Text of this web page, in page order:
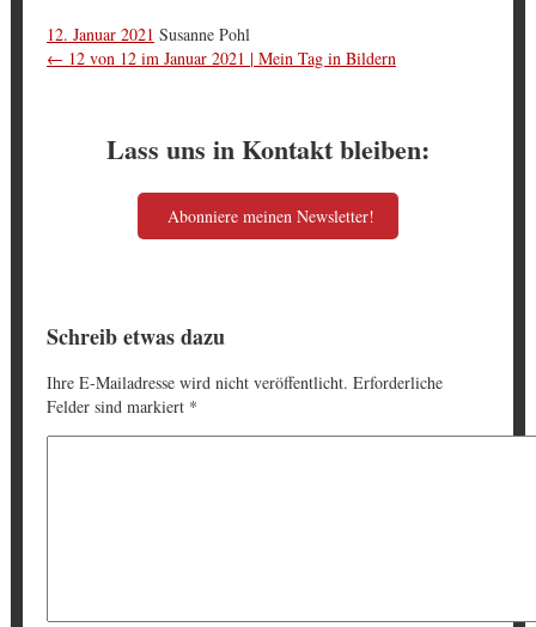
12. Januar 2021 Susanne Pohl
← 12 von 12 im Januar 2021 | Mein Tag in Bildern
Lass uns in Kontakt bleiben:
Abonniere meinen Newsletter!
Schreib etwas dazu
Ihre E-Mailadresse wird nicht veröffentlicht. Erforderliche
Felder sind markiert *